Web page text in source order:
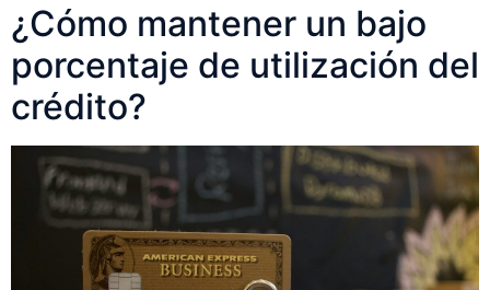
¿Cómo mantener un bajo
porcentaje de utilización del
crédito?